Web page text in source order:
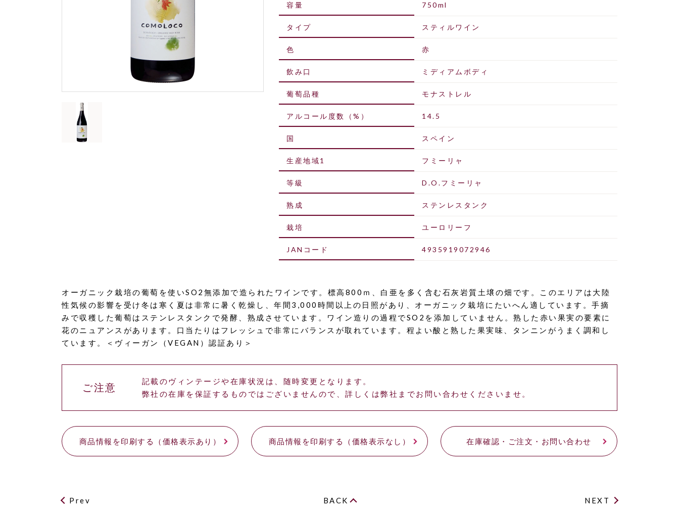
容量 750ml
タイプ スティルワイン
色 赤
飲み口 ミディアムボディ
葡萄品種 モナストレル
アルコール度数（%） 14.5
国 スペイン
生産地域1 フミーリャ
等級 D.O.フミーリャ
熟成 ステンレスタンク
栽培 ユーロリーフ
JANコード 4935919072946
オーガニック栽培の葡萄を使いSO2無添加で造られたワインです。標高800ｍ、白亜を多く含む石灰岩質土壌の畑です。このエリアは大陸
性気候の影響を受け冬は寒く夏は非常に暑く乾燥し、年間3,000時間以上の日照があり、オーガニック栽培にたいへん適しています。手摘
みで収穫した葡萄はステンレスタンクで発酵、熟成させています。ワイン造りの過程でSO2を添加していません。熟した赤い果実の要素に
花のニュアンスがあります。口当たりはフレッシュで非常にバランスが取れています。程よい酸と熟した果実味、タンニンがうまく調和し
ています。＜ヴィーガン（VEGAN）認証あり＞
ご注意
記載のヴィンテージや在庫状況は、随時変更となります。
弊社の在庫を保証するものではございませんので、詳しくは弊社までお問い合わせくださいませ。
商品情報を印刷する（価格表示あり） 商品情報を印刷する（価格表示なし） 在庫確認・ご注文・お問い合わせ
Prev BACK NEXT